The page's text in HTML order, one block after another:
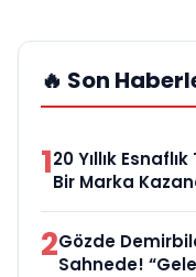
🔥 Son
120 Yıllık
Bir Marka
2Gözde
Sahnede!